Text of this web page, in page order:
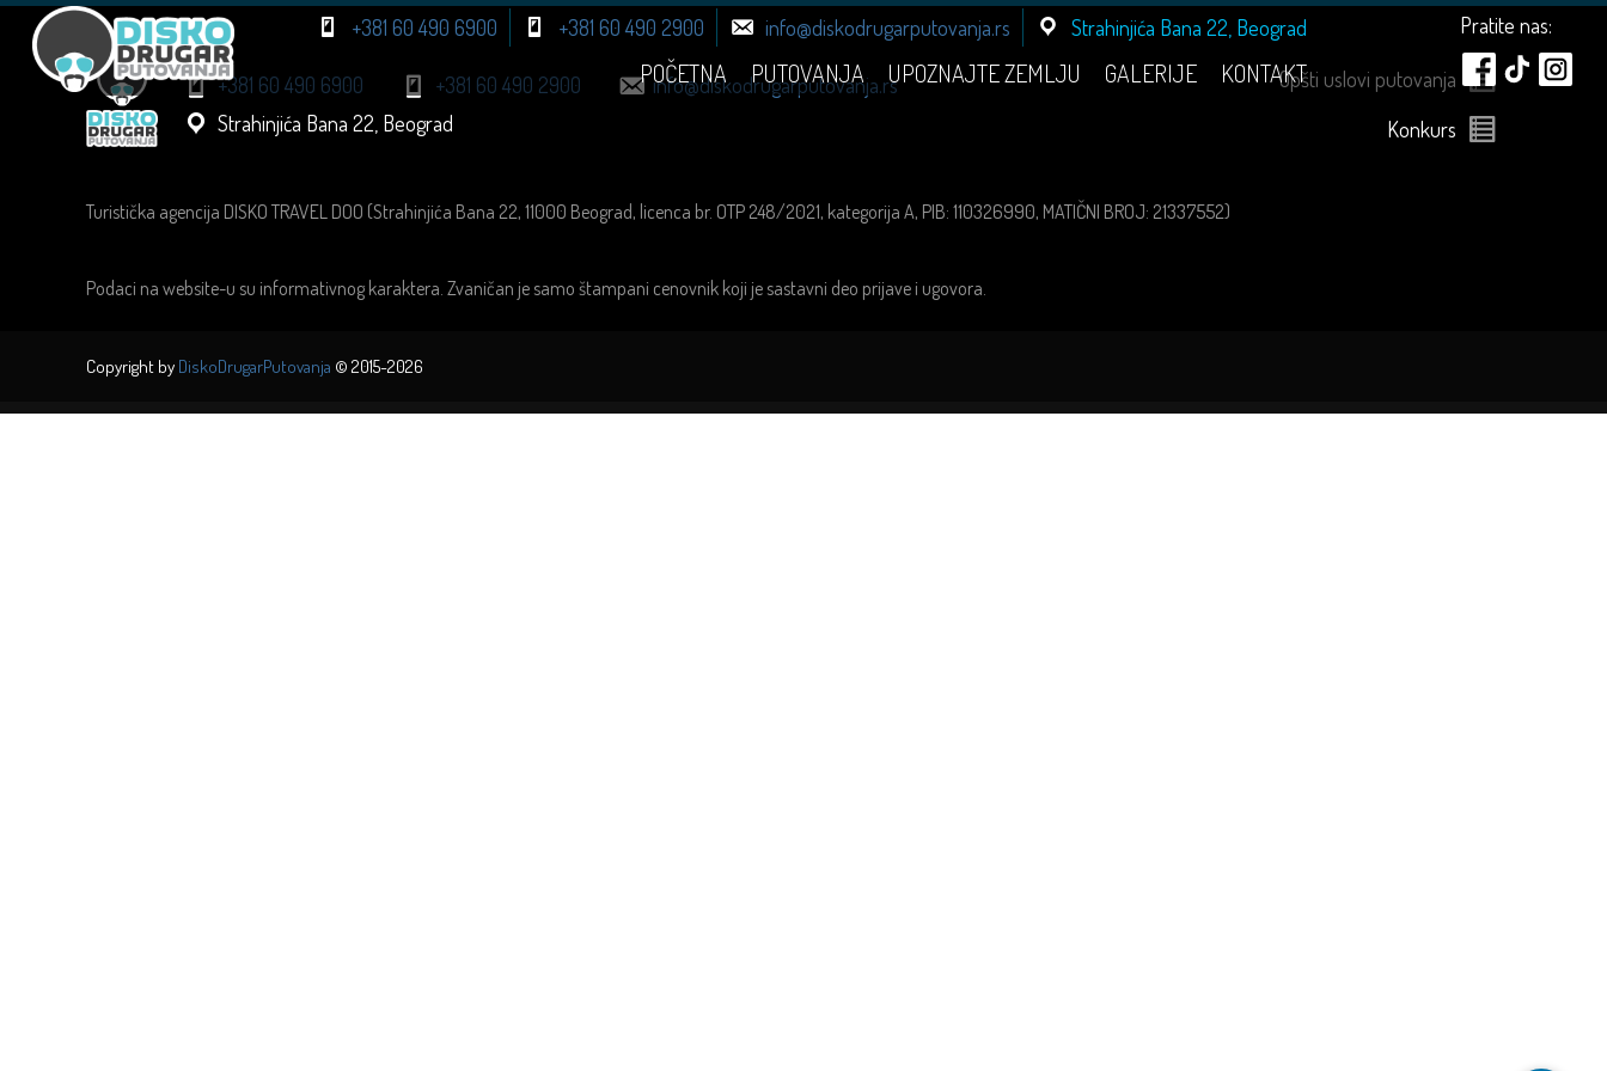
Pratite nas:
+381 60 490 6900 +381 60 490 2900 info@diskodrugarputovanja.rs Strahinjića Bana 22, Beograd
POČETNA PUTOVANJA UPOZNAJTE ZEMLJU GALERIJE KONTAKT
+381 60 490 6900 +381 60 490 2900
info@diskodrugarputovanja.rs
Strahinjića Bana 22, Beograd
Opšti uslovi putovanja
Konkurs
Turistička agencija DISKO TRAVEL DOO (Strahinjića Bana 22, 11000 Beograd, licenca br. OTP 248/2021, kategorija A, PIB: 110326990, MATIČNI BROJ: 21337552)
Podaci na website-u su informativnog karaktera. Zvaničan je samo štampani cenovnik koji je sastavni deo prijave i ugovora.
Copyright by DiskoDrugarPutovanja © 2015-2026